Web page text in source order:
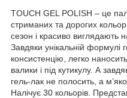
TOUCH GEL POLISH – це
стриманих та дорогих
сезон і красиво виглядають
Завдяки унікальній формулі
консистенцію, легко
валики і під кутикулу. А
гель-лак не полосить, а
Налічує 30 кольорів.